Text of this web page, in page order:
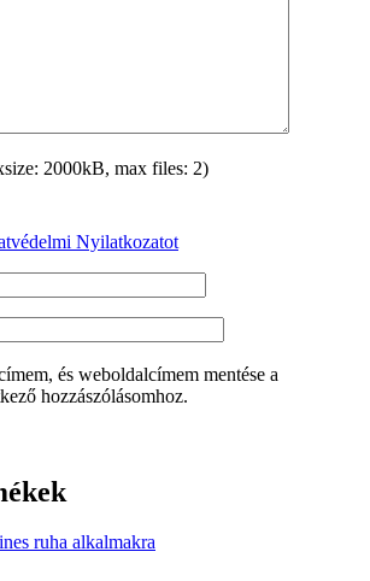
2000kB, max files: 2)
Nyilatkozatot
és weboldalcímem mentése a
hozzászólásomhoz.